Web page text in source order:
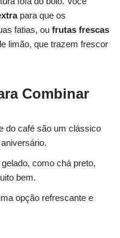
para que os
fatias, ou frutas frescas
limão, que trazem frescor
Combinar
do café são um clássico
como chá preto,
bem.
opção refrescante e